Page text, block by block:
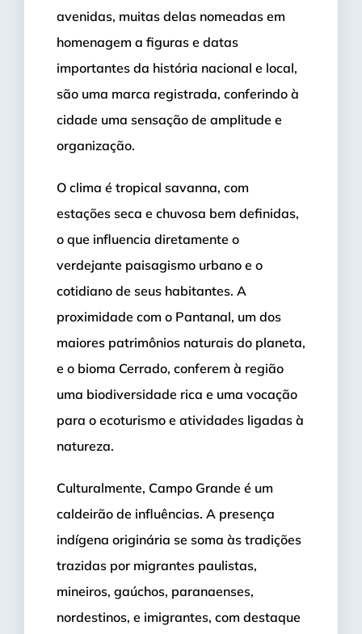
avenidas, muitas delas nomeadas em
homenagem a figuras e datas
importantes da história nacional e local,
são uma marca registrada, conferindo à
cidade uma sensação de amplitude e
organização.
O clima é tropical savanna, com
estações seca e chuvosa bem definidas,
o que influencia diretamente o
verdejante paisagismo urbano e o
cotidiano de seus habitantes. A
proximidade com o Pantanal, um dos
maiores patrimônios naturais do planeta,
e o bioma Cerrado, conferem à região
uma biodiversidade rica e uma vocação
para o ecoturismo e atividades ligadas à
natureza.
Culturalmente, Campo Grande é um
caldeirão de influências. A presença
indígena originária se soma às tradições
trazidas por migrantes paulistas,
mineiros, gaúchos, paranaenses,
nordestinos, e imigrantes, com destaque